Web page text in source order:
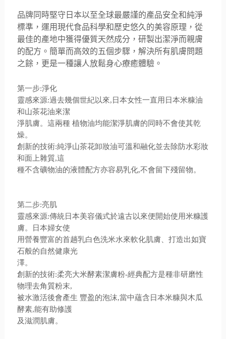
品牌同時堅守日本以至全球最嚴謹的產品安全和純淨
標準， 運用現代食品科學和歷史悠久的美容原理， 從
最佳的產地中獲得優質天然成分，研製出潔淨而親膚
的配方。 簡單而高效的五個步驟，解決所有肌膚問題
之餘， 更是一種讓人放鬆身心療癒體驗。
第一步:淨化
靈感來源:過去幾個世紀以來,日本女性一直用日本米糠油
和山茶花油來潔
淨肌膚。這兩種 植物油均能潔淨肌膚的同時不會使其乾
燥。
創新的技術:純淨山茶花卸妝油可溫和融化並去除防水彩妝
和面上雜質,這
種不含礦物油的液體配方亦容易乳化,不會留下殘留物。
第二步:亮肌
靈感來源:傳統日本美容儀式於遠古以來便開始使用米糠護
膚。日本婦女使
用營養豐富的首趟乳白色洗米水來軟化肌膚、打造出如寶
石般的自然健康光
澤。
創新的技術:柔亮大米酵素潔膚粉-經典配方是種非研磨性
物理去角質粉末,
被水激活後會產生 豐盈的泡沫,當中蘊含日本米糠與木瓜
酵素,能有助修護
及滋潤肌膚。